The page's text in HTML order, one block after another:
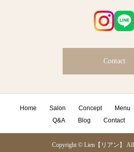
Contact
Home Salon Concept Menu
Q&A
Blog Contact
Copyright © Lien【リアン】 All